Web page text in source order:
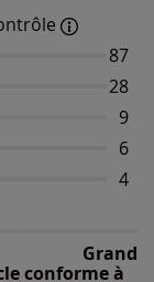
87
28
9
6
4
Grand
conforme à